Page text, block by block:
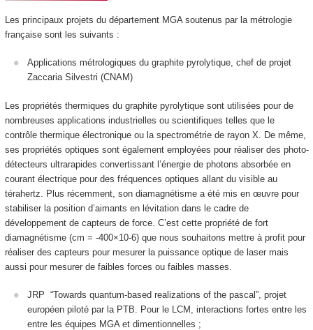
Les principaux projets du département MGA soutenus par la métrologie
française sont les suivants :
Applications métrologiques du graphite pyrolytique, chef de projet
Zaccaria Silvestri (CNAM)
Les propriétés thermiques du graphite pyrolytique sont utilisées pour de
nombreuses applications industrielles ou scientifiques telles que le
contrôle thermique électronique ou la spectrométrie de rayon X. De même,
ses propriétés optiques sont également employées pour réaliser des photo-
détecteurs ultrarapides convertissant l’énergie de photons absorbée en
courant électrique pour des fréquences optiques allant du visible au
térahertz. Plus récemment, son diamagnétisme a été mis en œuvre pour
stabiliser la position d’aimants en lévitation dans le cadre de
développement de capteurs de force. C’est cette propriété de fort
diamagnétisme (cm = -400×10-6) que nous souhaitons mettre à profit pour
réaliser des capteurs pour mesurer la puissance optique de laser mais
aussi pour mesurer de faibles forces ou faibles masses.
JRP “Towards quantum-based realizations of the pascal”, projet
européen piloté par la PTB. Pour le LCM, interactions fortes entre les
entre les équipes MGA et dimentionnelles ;